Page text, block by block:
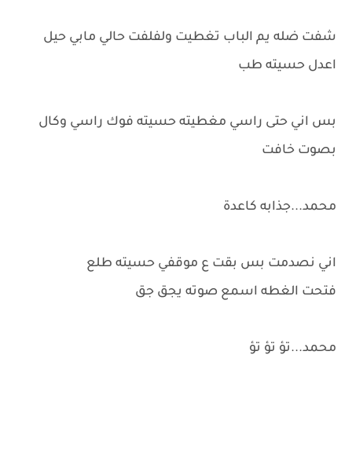
شفت ضله يم الباب تغطيت ولفلفت حالي مابي حيل
اعدل حسيته طب
بس اني حتى راسي مغطيته حسيته فوك راسي وكال
بصوت خافت
محمد...جذابه كاعدة
اني نصدمت بس بقت ع موقفي حسيته طلع
فتحت الغطه اسمع صوته يجق جق
محمد...تؤ تؤ تؤ